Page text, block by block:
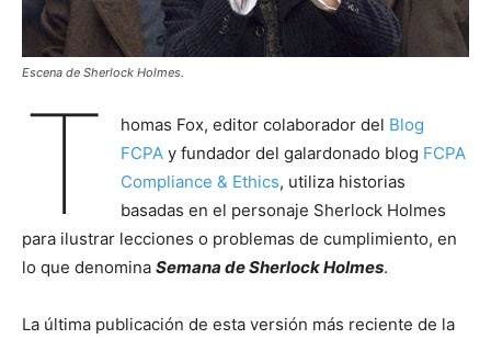
Escena de Sherlock Holmes.
T homas Fox, editor colaborador del Blog
FCPAy fundador del galardonado blog FCPA
Compliance & Ethics, utiliza historias
basadas en el personaje Sherlock Holmes
para ilustrar lecciones o problemas de cumplimiento, en
lo que denomina Semana de Sherlock Holmes.
La última publicación de esta versión más reciente de la